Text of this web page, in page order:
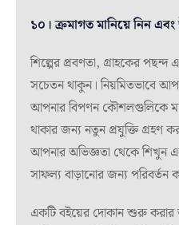
১০। ক্রমাগত মানিয়ে নিন
শিল্পের প্রবণতা, গ্রাহকের
সচেতন থাকুন। নিয়মিতভাবে
আপনার বিপণন কৌশলগুলিকে
থাকার জন্য নতুন প্রযুক্তি গ্রহণ
আপনার অভিজ্ঞতা থেকে শিখুন
সাফল্য বাড়ানোর জন্য পরিবর্তন
একটি বইয়ের দোকান শুরু